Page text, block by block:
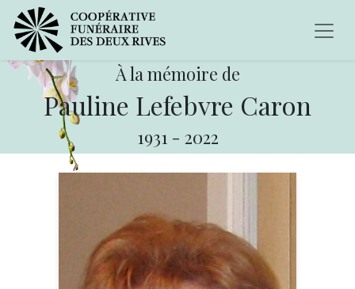
À la mémoire de
Pauline Lefebvre Caron
1931 - 2022